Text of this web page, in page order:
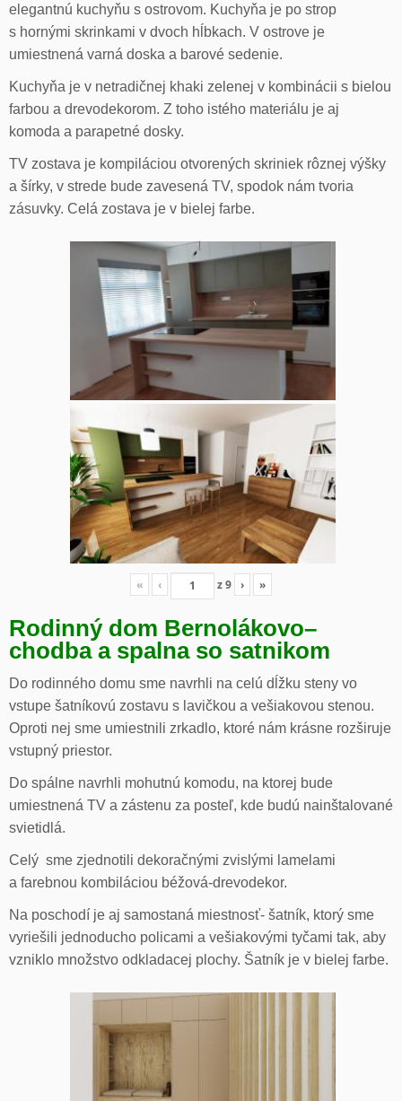
elegantnú kuchyňu s ostrovom. Kuchyňa je po strop
s hornými skrinkami v dvoch hĺbkach. V ostrove je
umiestnená varná doska a barové sedenie.
Kuchyňa je v netradičnej khaki zelenej v kombinácii s bielou
farbou a drevodekorom. Z toho istého materiálu je aj
komoda a parapetné dosky.
TV zostava je kompiláciou otvorených skriniek rôznej výšky
a šírky, v strede bude zavesená TV, spodok nám tvoria
zásuvky. Celá zostava je v bielej farbe.
« ‹ z9 › »
Rodinný dom Bernolákovo–
chodba a spalna so satnikom
Do rodinného domu sme navrhli na celú dĺžku steny vo
vstupe šatníkovú zostavu s lavičkou a vešiakovou stenou.
Oproti nej sme umiestnili zrkadlo, ktoré nám krásne rozširuje
vstupný priestor.
Do spálne navrhli mohutnú komodu, na ktorej bude
umiestnená TV a zástenu za posteľ, kde budú nainštalované
svietidlá.
Celý sme zjednotili dekoračnými zvislými lamelami
a farebnou kombiláciou béžová-drevodekor.
Na poschodí je aj samostaná miestnosť- šatník, ktorý sme
vyriešili jednoducho policami a vešiakovými tyčami tak, aby
vzniklo množstvo odkladacej plochy. Šatník je v bielej farbe.